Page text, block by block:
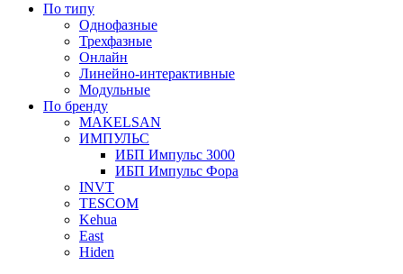
По типу
Однофазные
Трехфазные
Онлайн
Линейно-интерактивные
Модульные
По бренду
MAKELSAN
ИМПУЛЬС
ИБП Импульс 3000
ИБП Импульс Фора
INVT
TESCOM
Kehua
East
Hiden